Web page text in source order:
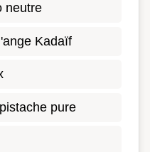
neutre
Kadaïf
pure